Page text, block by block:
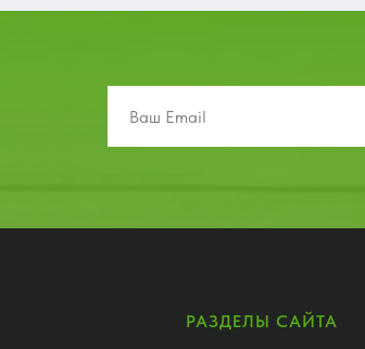
РАЗДЕЛЫ САЙТА